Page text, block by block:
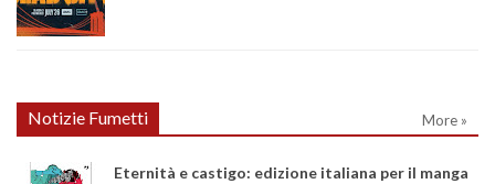
Notizie Fumetti More »
Eternità e castigo: edizione italiana per il manga